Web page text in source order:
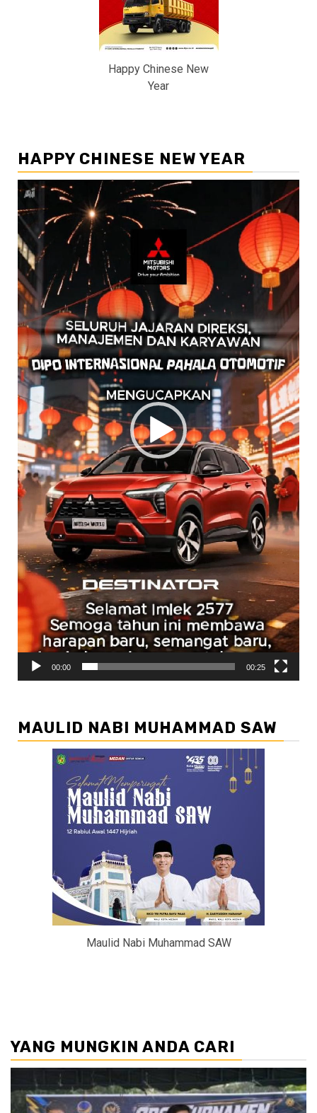
Happy Chinese New
Year
HAPPY CHINESE NEW YEAR
Pemutar
00:00 00:25
MAULID NABI MUHAMMAD SAW
Maulid Nabi Muhammad SAW
YANG MUNGKIN ANDA CARI